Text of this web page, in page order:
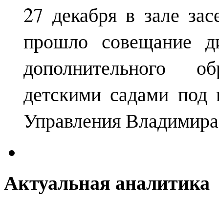
27 декабря в зале
прошло совещание
дополнительного
детскими садами под
Управления
Актуальная аналитика